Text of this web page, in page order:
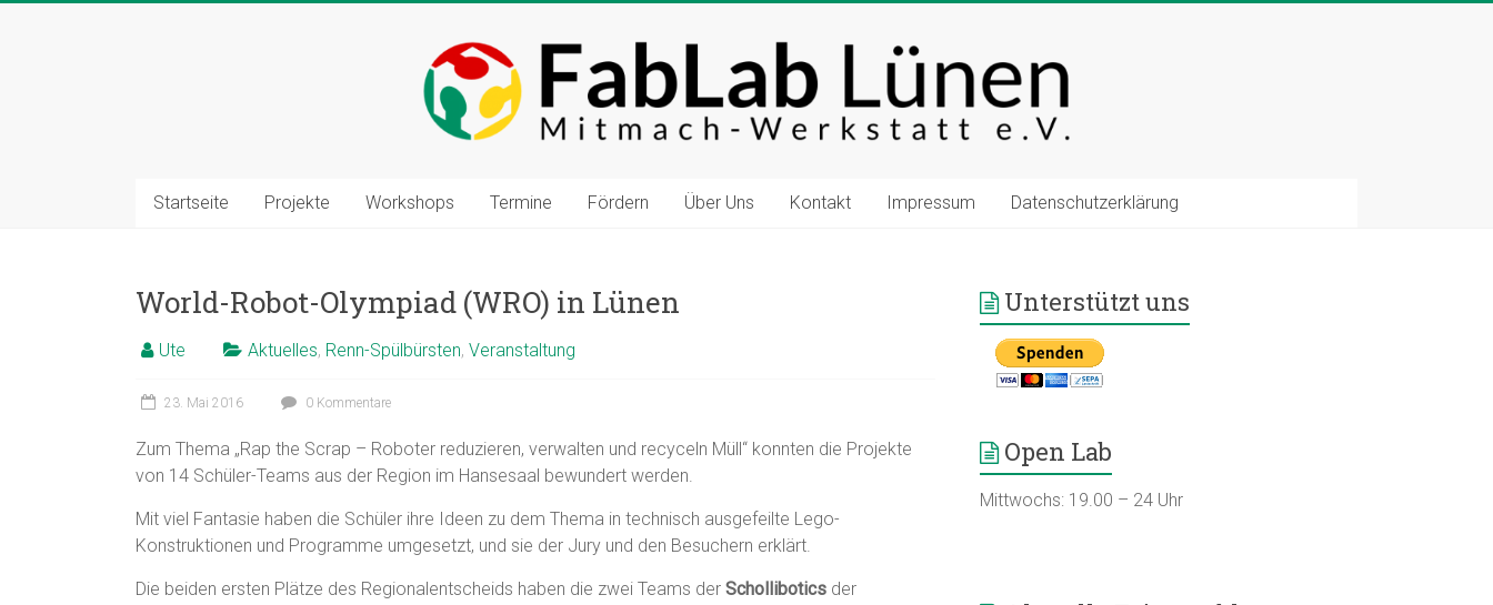
Startseite Projekte Workshops Termine Fördern Über Uns Kontakt Impressum Datenschutzerklärung
World-Robot-Olympiad (WRO) in Lünen
Ute Aktuelles, Renn-Spülbürsten, Veranstaltung
23. Mai 2016 0 Kommentare
Zum Thema „Rap the Scrap – Roboter reduzieren, verwalten und recyceln Müll“ konnten die Projekte
von 14 Schüler-Teams aus der Region im Hansesaal bewundert werden.
Mit viel Fantasie haben die Schüler ihre Ideen zu dem Thema in technisch ausgefeilte Lego-
Konstruktionen und Programme umgesetzt, und sie der Jury und den Besuchern erklärt.
Die beiden ersten Plätze des Regionalentscheids haben die zwei Teams der Schollibotics der
Unterstützt uns
Open Lab
Mittwochs: 19.00 – 24 Uhr